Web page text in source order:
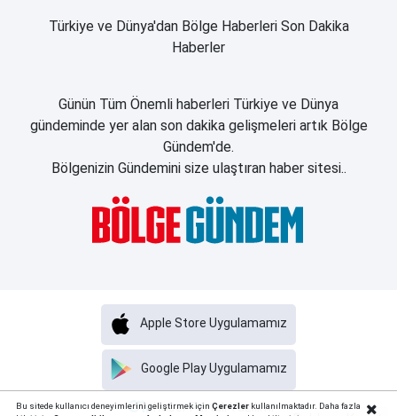
Türkiye ve Dünya'dan Bölge Haberleri Son Dakika
Haberler
Günün Tüm Önemli haberleri Türkiye ve Dünya
gündeminde yer alan son dakika gelişmeleri artık Bölge
Gündem'de.
Bölgenizin Gündemini size ulaştıran haber sitesi..
Haber Portalı Yazılımı
Google Play Uygulamamız
Apple Store Uygulamamız
Bu sitede kullanıcı deneyimlerini geliştirmek için Çerezlerkullanılmaktadır. Daha fazla